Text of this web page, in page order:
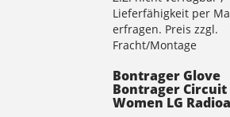
Lieferfähigkeit per
erfragen. Preis zzgl.
Fracht/Montage
Bontrager Glove
Bontrager Circuit
Women LG